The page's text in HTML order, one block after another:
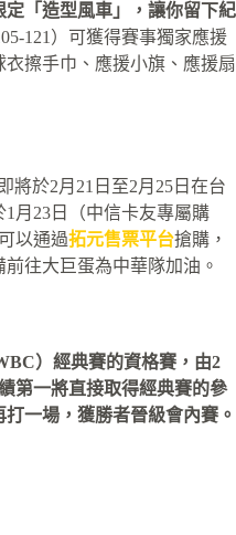
「造型風車」
，讓你留下紀
121）可獲得賽事獨家應援
衣擦手巾、應援小旗、應援扇
即將於2月21日至2月25日在台
月23日（中信卡友專屬購
以通過拓元售票平台搶購，
往大巨蛋為中華隊加油。
）經典賽的資格賽，由2
第一將直接取得經典賽的參
一場，獲勝者晉級會內賽。